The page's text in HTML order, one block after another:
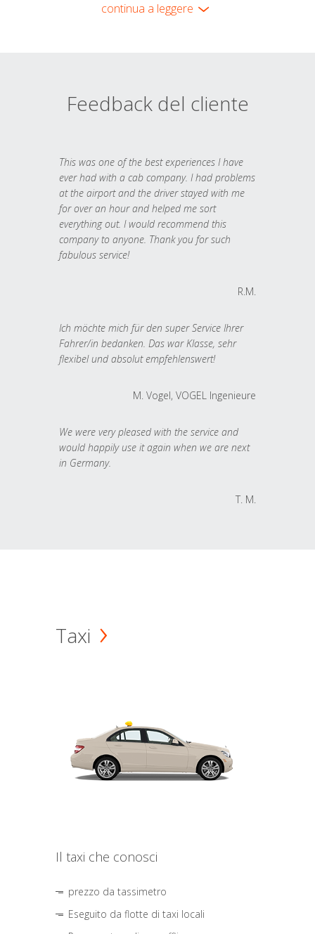
continua a leggere
Feedback del cliente
This was one of the best experiences I have
ever had with a cab company. I had problems
at the airport and the driver stayed with me
for over an hour and helped me sort
everything out. I would recommend this
company to anyone. Thank you for such
fabulous service!
R.M.
Ich möchte mich für den super Service Ihrer
Fahrer/in bedanken. Das war Klasse, sehr
flexibel und absolut empfehlenswert!
M. Vogel, VOGEL Ingenieure
We were very pleased with the service and
would happily use it again when we are next
in Germany.
T. M.
Taxi
Il taxi che conosci
prezzo da tassimetro
Eseguito da flotte di taxi locali